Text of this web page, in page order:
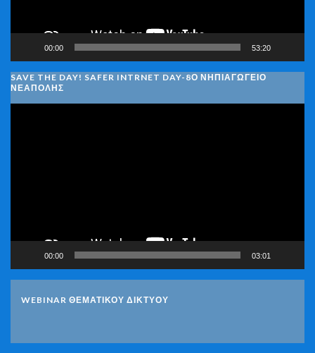
00:00 53:20
SAVE THE DAY! SAFER INTRNET DAY-8Ο ΝΗΠΙΑΓΩΓΕΙΟ
ΝΕΑΠΟΛΗΣ
00:00 03:01
WEBINAR ΘΕΜΑΤΙΚΟΥ ΔΙΚΤΥΟΥ